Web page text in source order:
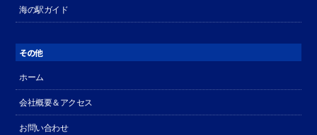
海の駅ガイド
その他
ホーム
会社概要＆アクセス
お問い合わせ